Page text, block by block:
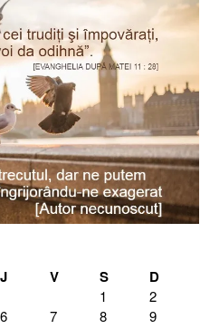
J V S D
1
2
6 7 8
9